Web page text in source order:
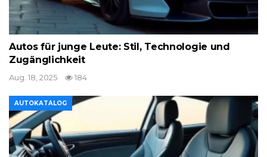
Autos für junge Leute: Stil, Technologie und
Zugänglichkeit
Aug. 18, 2025 184
AUTOKATALOG